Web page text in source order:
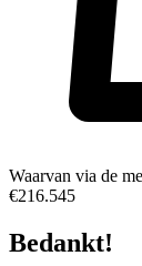
Waarvan via de
€216.545
Bedankt!